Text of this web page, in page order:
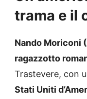
trama e il
Nando Moriconi
ragazzotto
Trastevere, con
Stati Uniti